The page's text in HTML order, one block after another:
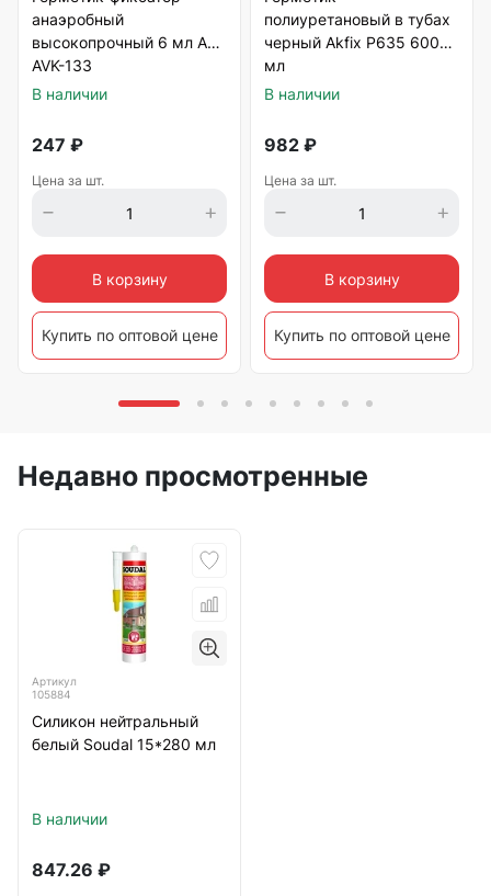
анаэробный
высокопрочный 6 мл AVS
AVK-133
В наличии
247 ₽
Цена за шт.
В корзину
Купить по оптовой цене
полиуретановый в тубах
черный Akfix P635 600
мл
В наличии
982 ₽
Цена за шт.
В корзину
Купить по оптовой цене
Недавно просмотренные
Артикул
105884
Силикон нейтральный
белый Soudal 15*280 мл
В наличии
847.26 ₽